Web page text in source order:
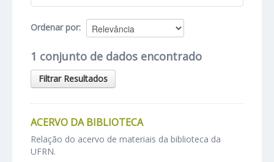
Ordenar por
1 conjunto de dados encontrado
Filtrar Resultados
ACERVO DA BIBLIOTECA
Relação do acervo de materiais da biblioteca da
UFRN.